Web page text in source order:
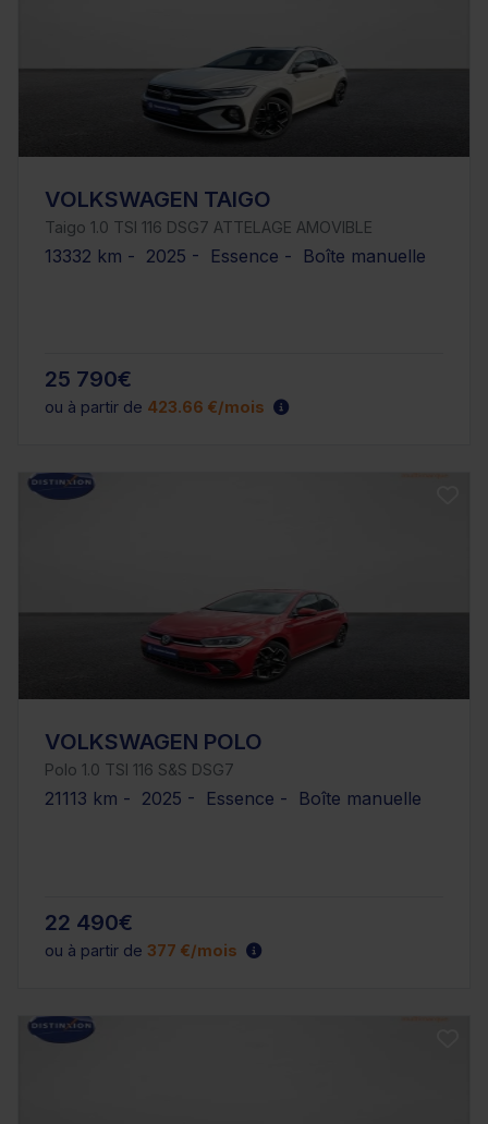
VOLKSWAGEN TAIGO
Taigo 1.0 TSI 116 DSG7 ATTELAGE AMOVIBLE
13332 km - 2025 - Essence - Boîte manuelle
25 790€
ou à partir de 423.66 €/mois
VOLKSWAGEN POLO
Polo 1.0 TSI 116 S&S DSG7
21113 km - 2025 - Essence - Boîte manuelle
22 490€
ou à partir de 377 €/mois